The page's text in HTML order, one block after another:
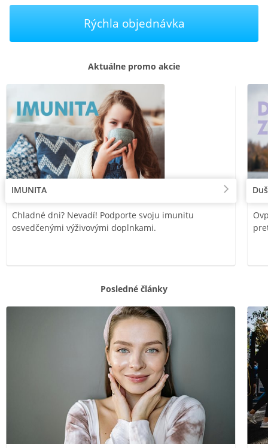
Rýchla objednávka
Aktuálne promo akcie
IMUNITA
Chladné dni? Nevadí! Podporte svoju imunitu
osvedčenými výživovými doplnkami.
Posledné články